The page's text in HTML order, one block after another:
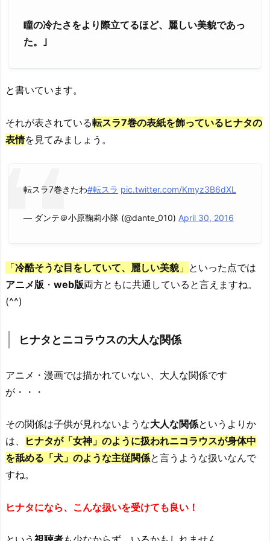
瞳の冷たさをより際立てるほど、麗しい美貌であっ
た。｣
と書いています。
それが表されている転スラ7巻の表紙を飾っているヒナタの
表情を見てみましょう。
転スラ7巻きたわ#転スラ pic.twitter.com/Kmyz3B6dXL
— ダンテ＠小原鞠莉小隊 (@dante_010) April 30, 2016
「冷酷そうな目をしていて、麗しい美貌 」 といった点では
アニメ版 ・ web版両方ともに共通していると言えますね。
(^^)
ヒナタとニコラウスの大人な関係
アニメ・漫画では描かれていない、大人な関係です
が・・・
その関係は子供が見れないような大人な関係というよりか
は、
ヒナタが「女神」のように扱われニコラウスが身体中
を舐める「犬」のような主従関係と言うような扱いなんで
すね。
ヒナタになら、こんな扱いを受けても良い！